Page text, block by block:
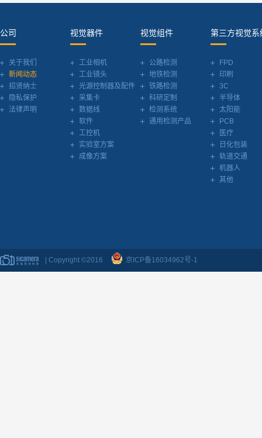
公司
关于我们
新闻动态
招贤纳士
隐私保护
法律声明
视觉器件
工业相机
工业镜头
光源控制器及配件
采集卡
数据线
软件
工控机
实验室方案
成像方案
视觉组件
公路检测
地铁检测
铁路检测
科研定制
检测系统
通用检测产品
第三方视觉系
FPD
印刷
3C
半导体
太阳能
PCB
医疗
日化包装
轨道交通
机器人
其他
| Copyright ©2016 京ICP备16034962号-1